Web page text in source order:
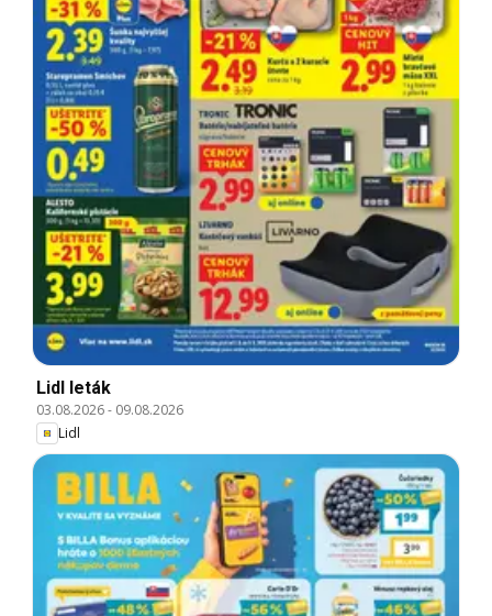
Lidl leták
03.08.2026- 09.08.2026
Lidl